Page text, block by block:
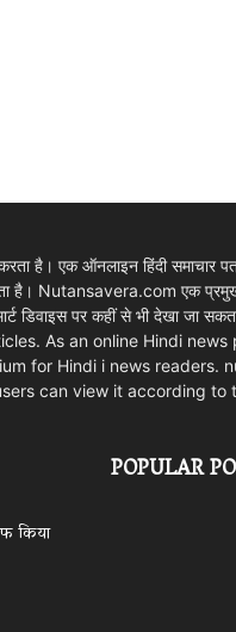
है। एक ऑनलाइन हिंदी समाचार
है। Nutansavera.com एक
डिवाइस पर कहीं से भी
As an online Hindi
for Hindi i news readers.
can view it according
किया
POPULAR